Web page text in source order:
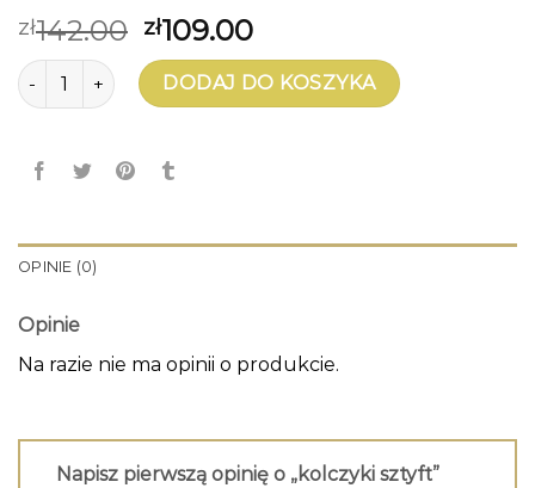
zł142.00 zł109.00
ilość kolczyki sztyftDODAJ DO KOSZYKA
OPINIE (0)
Opinie
Na razie nie ma opinii o produkcie.
Napisz pierwszą opinię o „kolczyki sztyft”